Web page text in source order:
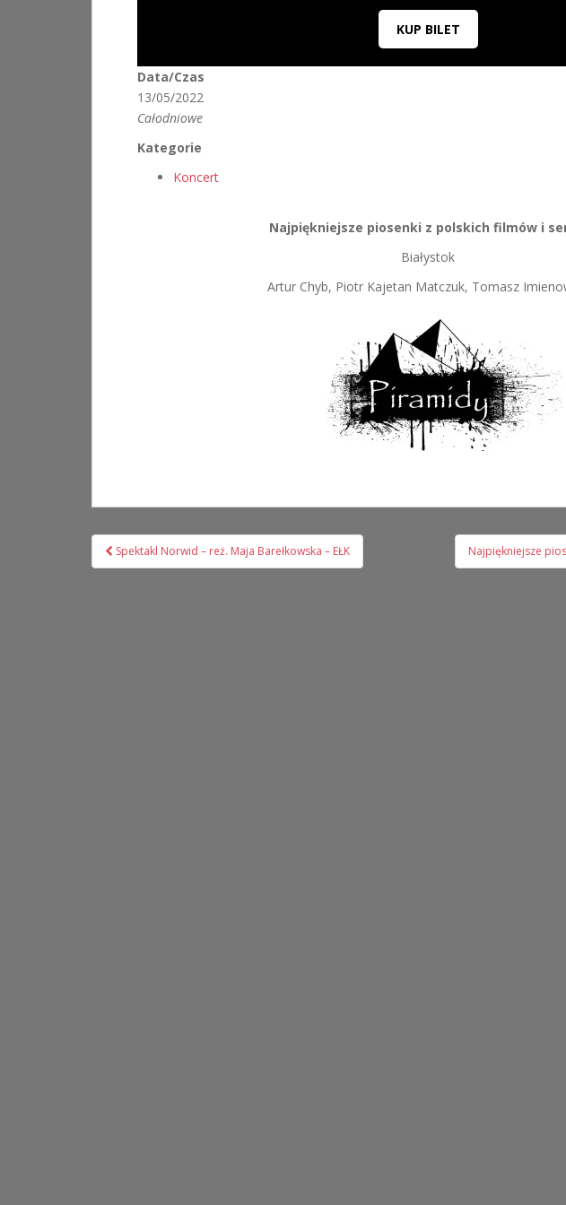
KUP BILET
Data/Czas
13/05/2022
Całodniowe
Kategorie
Koncert
Najpiękniejsze piosenki z polskich filmów i
Białystok
Artur Chyb, Piotr Kajetan Matczuk, Tomasz
Nawigacja
wpisu
Spektakl Norwid – reż. Maja Barełkowska – EŁK Najpiękniejsze